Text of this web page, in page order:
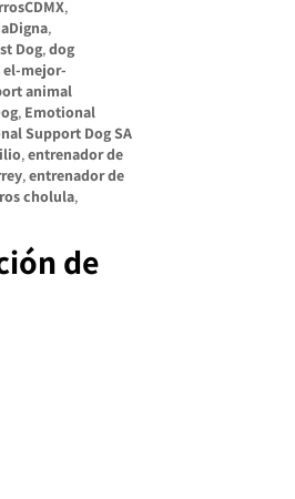
,
,
Dog, dog
el-mejor-
animal
, Emotional
Support Dog SA
, entrenador de
, entrenador de
cholula,
de